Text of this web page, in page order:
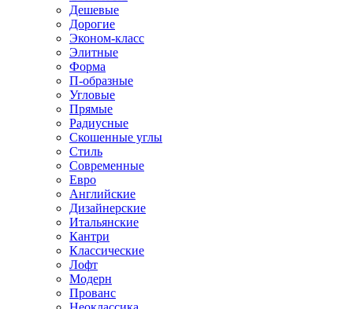
Дешевые
Дорогие
Эконом-класс
Элитные
Форма
П-образные
Угловые
Прямые
Радиусные
Скошенные углы
Стиль
Современные
Евро
Английские
Дизайнерские
Итальянские
Кантри
Классические
Лофт
Модерн
Прованс